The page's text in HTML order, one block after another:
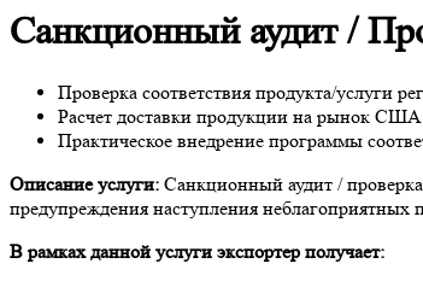
Санкционный аудит /
Проверка соответствия продукта/услуги
Расчет доставки продукции на рынок США
Практическое внедрение программы
Описание услуги: Санкционный аудит /
предупреждения наступления
В рамках данной услуги экспортер получает: